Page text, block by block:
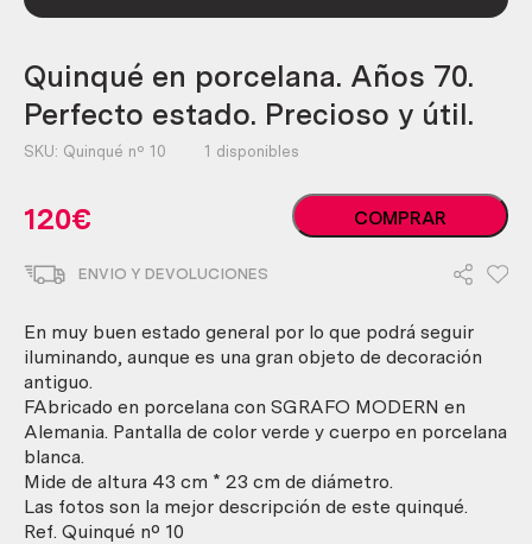
Quinqué en porcelana. Años 70.
Perfecto estado. Precioso y útil.
SKU: Quinqué nº 10 1 disponibles
120€
Quinqué
en
Perfecto
estado.
y
útil.
COMPRAR
ENVIO Y DEVOLUCIONES
En muy buen estado general por lo que podrá seguir
iluminando, aunque es una gran objeto de decoración
antiguo.
FAbricado en porcelana con SGRAFO MODERN en
Alemania. Pantalla de color verde y cuerpo en porcelana
blanca.
Mide de altura 43 cm * 23 cm de diámetro.
Las fotos son la mejor descripción de este quinqué.
Ref. Quinqué nº 10